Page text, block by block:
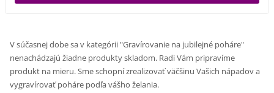
V súčasnej dobe sa v kategórii "Gravírovanie na jubilejné poháre"
nenachádzajú žiadne produkty skladom. Radi Vám pripravíme
produkt na mieru. Sme schopní zrealizovať väčšinu Vašich nápadov a
vygravírovať poháre podľa vášho želania.